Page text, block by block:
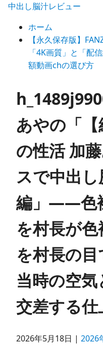
中出し脳汁レビュー
ホーム
【永久保存版】
「4K画質」と「配
額動画chの選び方
あやの「
の性活 加
スで中出
編」——色
を村長が
を村長の目
当時の空
交差する仕
2026年5月18日 | 2026